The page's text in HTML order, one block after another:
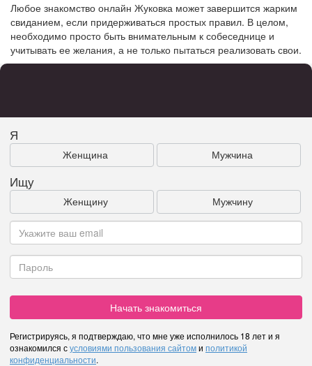
Любое знакомство онлайн Жуковка может завершится жарким
свиданием, если придерживаться простых правил. В целом,
необходимо просто быть внимательным к собеседнице и
учитывать ее желания, а не только пытаться реализовать свои.
Я
Женщина Мужчина
Ищу
Женщину Мужчину
Начать знакомиться
Регистрируясь, я подтверждаю, что мне уже исполнилось 18 лет и я
ознакомился сусловиями пользования сайтоми политикой
конфиденциальности.